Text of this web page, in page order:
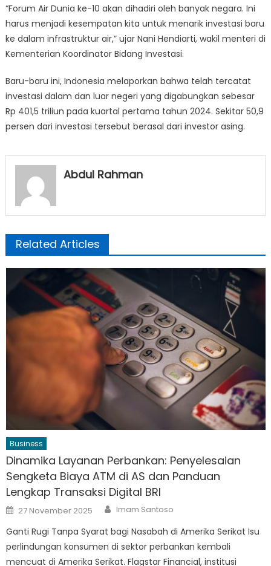
“Forum Air Dunia ke-10 akan dihadiri oleh banyak negara. Ini
harus menjadi kesempatan kita untuk menarik investasi baru
ke dalam infrastruktur air,” ujar Nani Hendiarti, wakil menteri di
Kementerian Koordinator Bidang Investasi.
Baru-baru ini, Indonesia melaporkan bahwa telah tercatat
investasi dalam dan luar negeri yang digabungkan sebesar
Rp 401,5 triliun pada kuartal pertama tahun 2024. Sekitar 50,9
persen dari investasi tersebut berasal dari investor asing.
Abdul Rahman
Related Articles
Business
Dinamika Layanan Perbankan: Penyelesaian
Sengketa Biaya ATM di AS dan Panduan
Lengkap Transaksi Digital BRI
Posted
on
27 November 2025 Author
Imam Santoso
Ganti Rugi Tanpa Syarat bagi Nasabah di Amerika Serikat Isu
perlindungan konsumen di sektor perbankan kembali
mencuat di Amerika Serikat. Flagstar Financial, institusi